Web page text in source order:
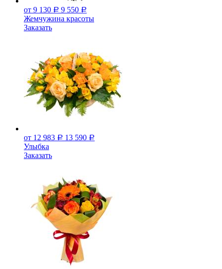
от 9 130 Р 9 550 Р
Жемчужина красоты
Заказать
от 12 983 Р 13 590 Р
Улыбка
Заказать